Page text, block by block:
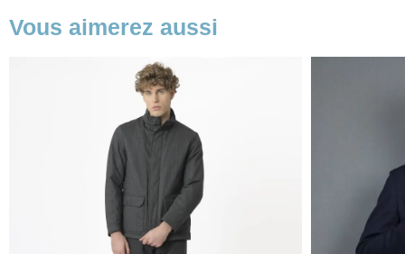
Vous aimerez aussi